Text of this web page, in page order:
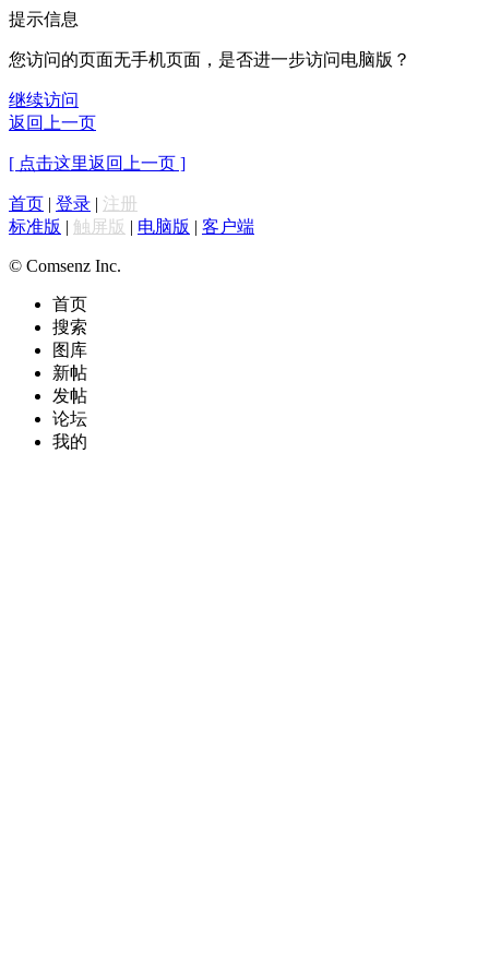
提示信息
您访问的页面无手机页面，是否进一步访问电脑版？
继续访问
返回上一页
[ 点击这里返回上一页 ]
首页 | 登录 | 注册
标准版 | 触屏版 | 电脑版 | 客户端
© Comsenz Inc.
首页
搜索
图库
新帖
发帖
论坛
我的